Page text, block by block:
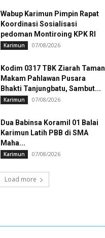
Wabup Karimun Pimpin Rapat
Koordinasi Sosialisasi
pedoman Montiroing KPK RI
Karimun 07/08/2026
Kodim 0317 TBK Ziarah Taman
Makam Pahlawan Pusara
Bhakti Tanjungbatu, Sambut...
Karimun 07/08/2026
Dua Babinsa Koramil 01 Balai
Karimun Latih PBB di SMA
Maha...
Karimun 07/08/2026
Load more